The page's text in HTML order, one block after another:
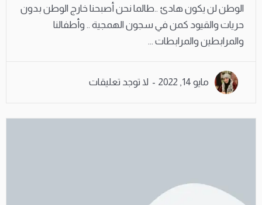
الوطن لن يكون هادئ ..طالما نحن أصبحنا خارج الوطن بدون
حريات والقيود كمن في سجون الهمجية .. وأطفالنا
والمرابطين والمرابطات ...
مايو 14, 2022 لا توجد تعليقات